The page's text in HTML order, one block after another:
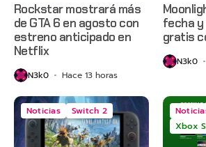
Rockstar mostrará más
de GTA 6 en agosto con
estreno anticipado en
Netflix
N3k0 Hace 13 horas
fecha
gratis
N3k0
Noticias Switch 2
Xbox